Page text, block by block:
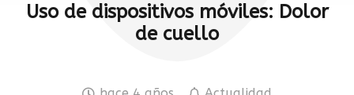
Uso de dispositivos móviles: Dolor
de cuello